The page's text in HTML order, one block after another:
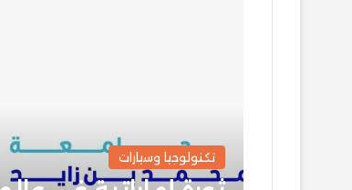
تكنولوجيا وسيارات